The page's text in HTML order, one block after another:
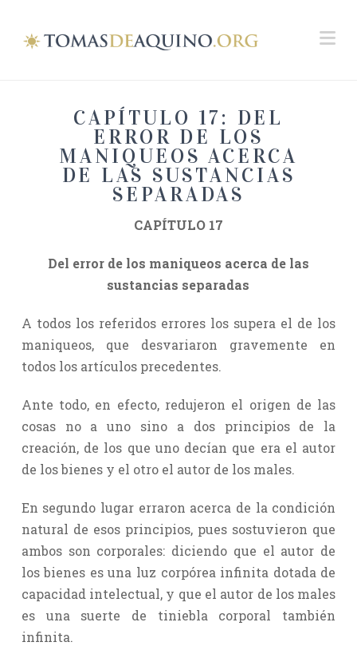
CAPÍTULO 17: DEL
ERROR DE LOS
MANIQUEOS ACERCA
DE LAS SUSTANCIAS
SEPARADAS
CAPÍTULO 17
Del error de los maniqueos acerca de las
sustancias separadas
A todos los referidos errores los supera el de los
maniqueos, que desvariaron gravemente en
todos los artículos precedentes.
Ante todo, en efecto, redujeron el origen de las
cosas no a uno sino a dos principios de la
creación, de los que uno decían que era el autor
de los bienes y el otro el autor de los males.
En segundo lugar erraron acerca de la condición
natural de esos principios, pues sostuvieron que
ambos son corporales: diciendo que el autor de
los bienes es una luz corpórea infinita dotada de
capacidad intelectual, y que el autor de los males
es una suerte de tiniebla corporal también
infinita.